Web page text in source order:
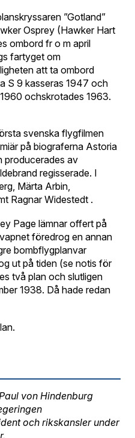
”Gotland”
Osprey (Hawker Hart
ombord fr o m april
fartyget om
att ta ombord
S 9 kasseras 1947 och
ochskrotades 1963.
svenska flygfilmen
på biograferna Astoria
producerades av
regisserade. I
Märta Arbin,
Ragnar Widestedt .
Page lämnar offert på
föredrog en annan
bombflygplanvar
ut på tiden (se notis för
två plan och slutligen
1938. Då hade redan
von Hindenburg
och rikskansler under